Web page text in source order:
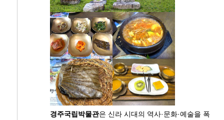
경주국립박물관은 신라 시대의 역사·문화·예술을 폭